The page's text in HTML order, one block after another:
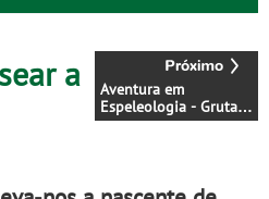
Aventura em
Espeleologia - Gruta
da Utupia
a